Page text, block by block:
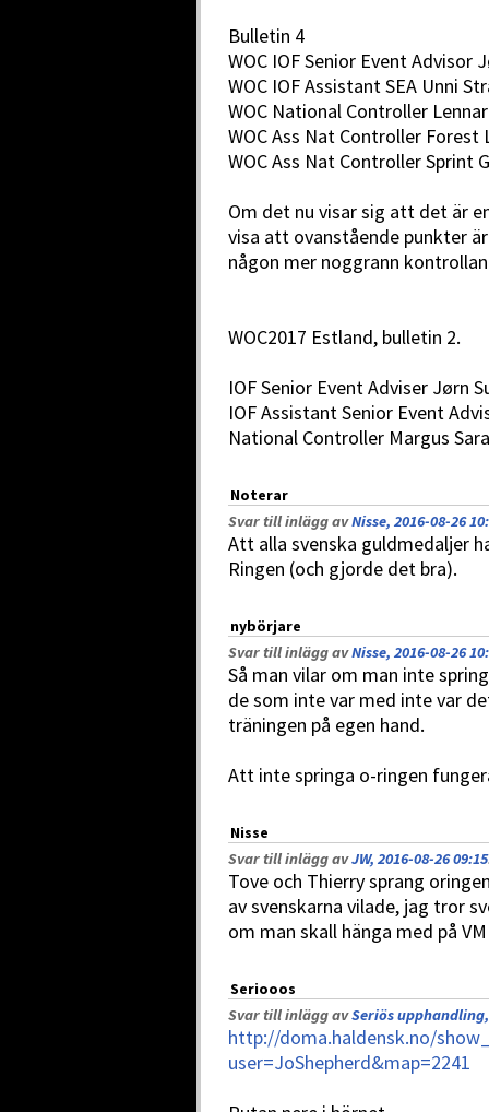
Bulletin 4
WOC IOF Senior Event Advisor
WOC IOF Assistant SEA Unni
WOC National Controller
WOC Ass Nat Controller Forest
WOC Ass Nat Controller Sprint
Om det nu visar sig att det är
visa att ovanstående punkter
någon mer noggrann
WOC2017 Estland, bulletin 2.
IOF Senior Event Adviser Jørn
IOF Assistant Senior Event
National Controller Margus
Noterar
Svar till inlägg avNisse, 2016-08-26
Att alla svenska guldmedaljer
Ringen (och gjorde det bra).
nybörjare
Svar till inlägg avNisse, 2016-08-26
Så man vilar om man inte
de som inte var med inte var
träningen på egen hand.
Att inte springa o-ringen
Nisse
Svar till inlägg avJW, 2016-08-26 09:15
Tove och Thierry sprang
av svenskarna vilade, jag tror
om man skall hänga med på
Seriooos
Svar till inlägg avSeriös upphandling,
http://doma.haldensk.no/
user=JoShepherd&map=2241